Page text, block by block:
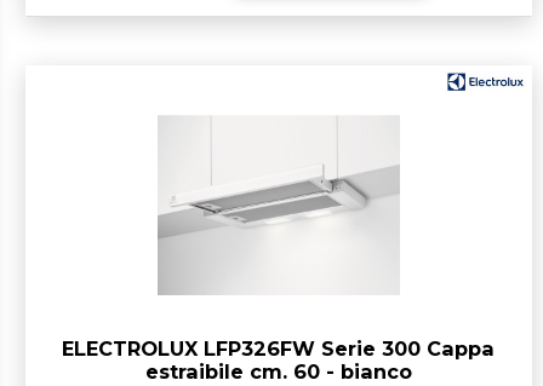
ELECTROLUX LFP326FW Serie 300 Cappa
estraibile cm. 60 - bianco